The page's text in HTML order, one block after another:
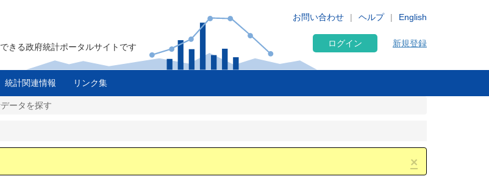
English
お問い合わせ ヘルプ
きる政府統計ポータルサイトです ログイン 新規登録
統計関連情報 リンク集
ータを探す
×